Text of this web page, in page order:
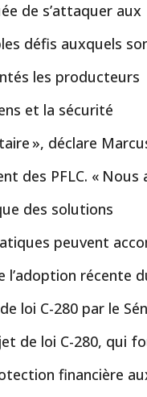
de s’attaquer aux
défis auxquels
les producteurs
et la sécurité
», déclare
des PFLC. « Nous
des solutions
peuvent
l’adoption récente
loi C-280 par le
de loi C-280, qui
financière